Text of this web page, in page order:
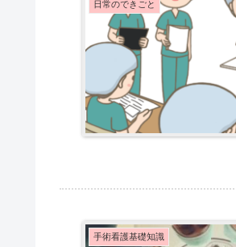
日常のできごと
手術看護基礎知識